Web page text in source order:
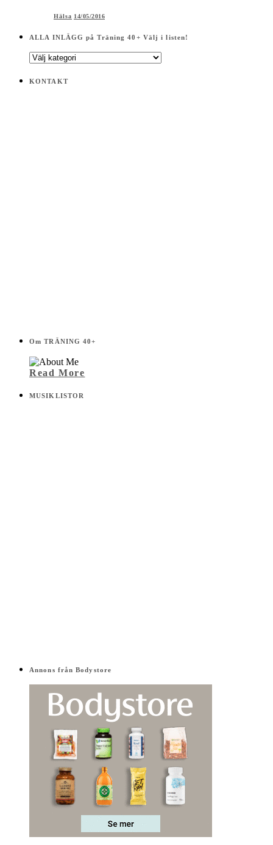
Hälsa 14/05/2016
ALLA INLÄGG på Träning 40+ Välj i listen!
ALLA
på
KONTAKT
Om TRÄNING 40+
Read More
MUSIKLISTOR
Annons från Bodystore